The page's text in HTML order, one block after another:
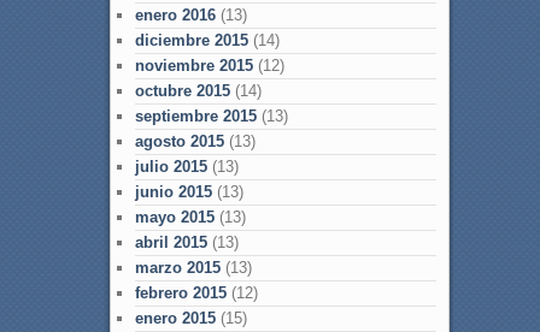
enero 2016(13)
diciembre 2015(14)
noviembre 2015(12)
octubre 2015(14)
septiembre 2015(13)
agosto 2015(13)
julio 2015(13)
junio 2015(13)
mayo 2015(13)
abril 2015(13)
marzo 2015(13)
febrero 2015(12)
enero 2015(15)